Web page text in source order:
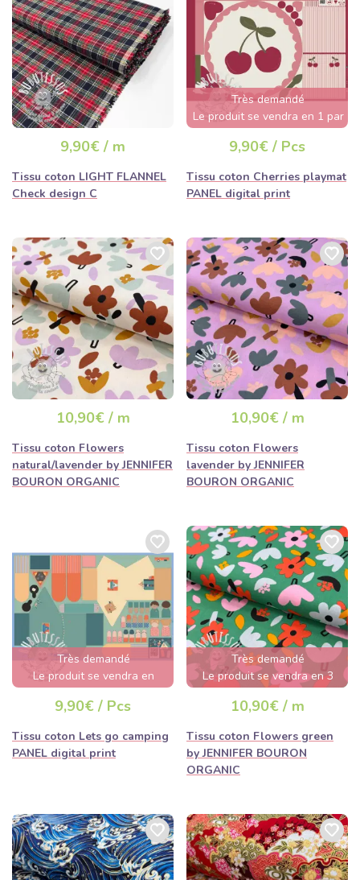
9,90€ / m
Tissu coton LIGHT FLANNEL
Check design C
Très demandé
Le produit se vendra en 1 par
jour
9,90€ / Pcs
Tissu coton Cherries playmat
PANEL digital print
10,90€ / m
Tissu coton Flowers
natural/lavender by JENNIFER
BOURON ORGANIC
10,90€ / m
Tissu coton Flowers
lavender by JENNIFER
BOURON ORGANIC
Très demandé
Le produit se vendra en
quelques heures
9,90€ / Pcs
Tissu coton Lets go camping
PANEL digital print
Très demandé
Le produit se vendra en 3
jours
10,90€ / m
Tissu coton Flowers green
by JENNIFER BOURON
ORGANIC